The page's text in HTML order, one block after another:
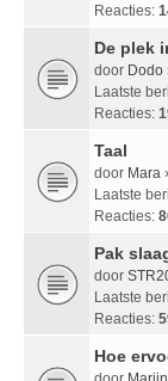
Reacties:
De plek
door Dodo
Laatste
Reacties:
Taal
door Mara
Laatste
Reacties:
Pak
door
Laatste
Reacties:
Hoe